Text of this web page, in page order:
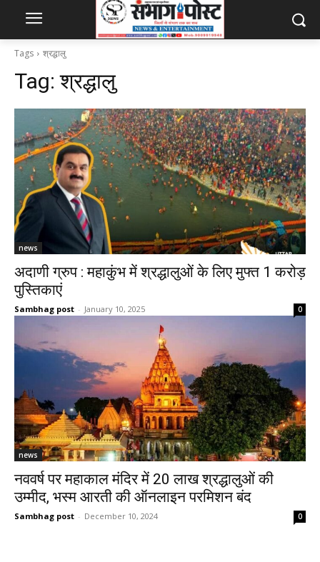
Tags श्रद्धालु
Tag:श्रद्धालु
news
अदाणी ग्रुप : महाकुंभ में श्रद्धालुओं के लिए मुफ्त 1 करोड़
पुस्तिकाएं
Sambhag post - January 10, 2025 0
news
नववर्ष पर महाकाल मंदिर में 20 लाख श्रद्धालुओं की
उम्मीद, भस्म आरती की ऑनलाइन परमिशन बंद
Sambhag post - December 10, 2024 0